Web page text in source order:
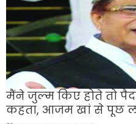
मैंने जुल्‍म किए होते तो
कहता, आजम खां से पूछ